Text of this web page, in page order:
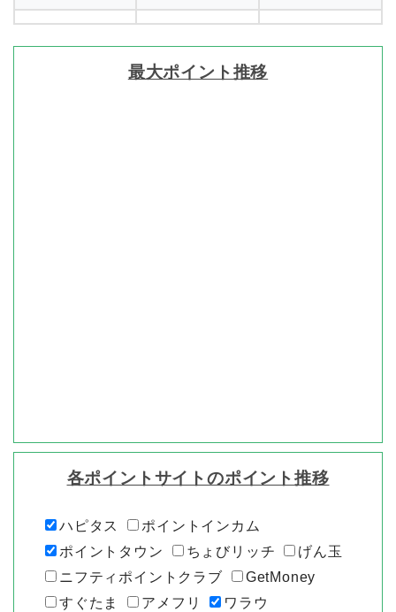
最大ポイント推移
各ポイントサイトのポイント推移
ハピタス
ポイントインカム
ポイントタウン
ちょびリッチ
げん玉
ニフティポイントクラブ
GetMoney
すぐたま
アメフリ ワラウ